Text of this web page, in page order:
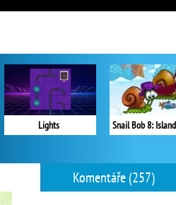
Lights Snail Bob 8:
Komentáře (257)